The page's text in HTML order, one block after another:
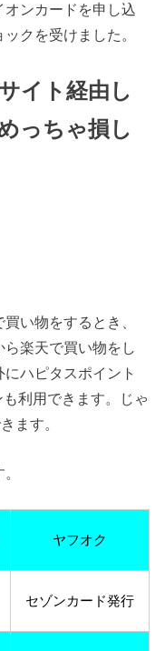
ンカードを申し込
クを受けました。
イト経由し
っちゃ損し
い物をするとき、
楽天で買い物をし
ハピタスポイント
利用できます。じゃ
ます。
ヤフオク
セゾンカード発行